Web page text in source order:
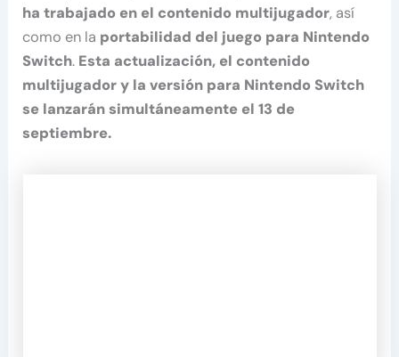
ha trabajado en el contenido multijugador, así
como en la portabilidad del juego para Nintendo
Switch. Esta actualización, el contenido
multijugador y la versión para Nintendo Switch
se lanzarán simultáneamente el 13 de
septiembre.